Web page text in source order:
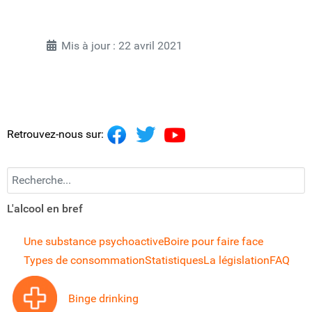
Mis à jour : 22 avril 2021
Retrouvez-nous sur:
Recherchez...
L'alcool en bref
Une substance psychoactiveBoire pour faire face
Types de consommationStatistiquesLa législationFAQ
Binge drinking